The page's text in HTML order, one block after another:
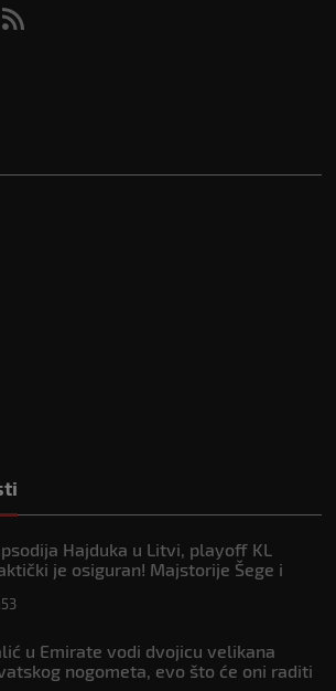
Hajduka u Litvi, playoff KL
je osiguran! Majstorije Šege i
u Emirate vodi dvojicu velikana
nogometa, evo što će oni raditi